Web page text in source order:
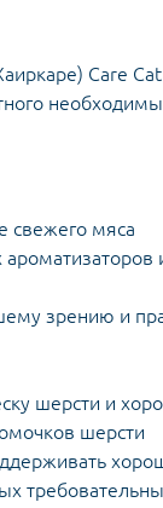
Care
свежего мяса
зрению и
шерсти и
шерсти